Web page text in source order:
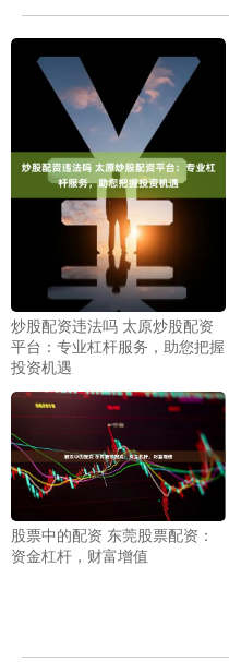
炒股配资违法吗 太原炒股配资
平台：专业杠杆服务，助您把握
投资机遇
股票中的配资 东莞股票配资：
资金杠杆，财富增值